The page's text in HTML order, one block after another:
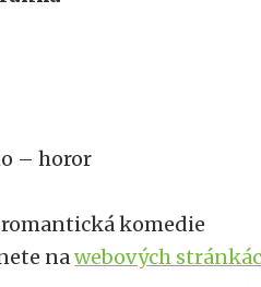
– horor
romantická komedie
nawebových